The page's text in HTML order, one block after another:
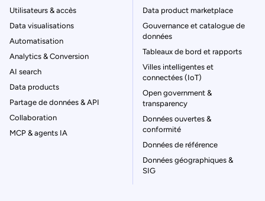
Utilisateurs & accès
Data visualisations
Automatisation
Analytics & Conversion
AI search
Data products
Partage de données & API
Collaboration
MCP & agents IA
Data product marketplace
Gouvernance et catalogue de
données
Tableaux de bord et rapports
Villes intelligentes et
connectées (IoT)
Open government &
transparency
Données ouvertes &
conformité
Données de référence
Données géographiques &
SIG